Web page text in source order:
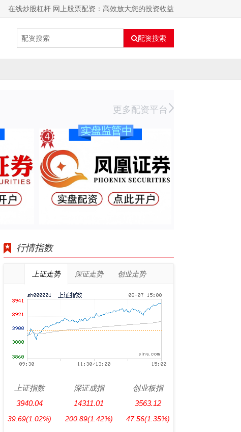
在线炒股杠杆 网上股票配资：高效放大您的投资收益
配资搜索
更多配资平台
行情指数
上证走势 深证走势 创业走势
上证指数
3940.04
39.69(1.02%)
深证成指
14311.01
200.89(1.42%)
创业板指
3563.12
47.56(1.35%)